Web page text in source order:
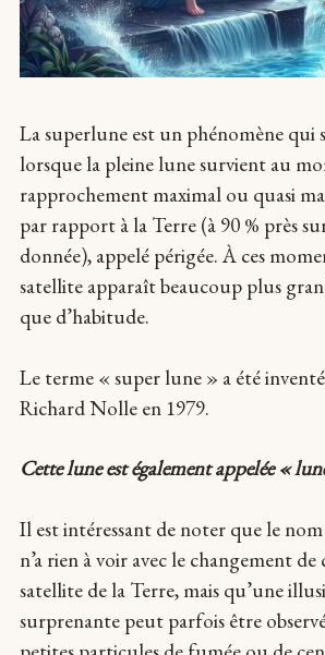
La superlune est un phénomène qui
lorsque la pleine lune survient au
rapprochement maximal ou quasi
par rapport à la Terre (à 90 % près
donnée), appelé périgée. À ces
satellite apparaît beaucoup plus
que d’habitude.
Le terme « super lune » a été
Richard Nolle en 1979.
Cette lune est également appelée «
Il est intéressant de noter que le
n’a rien à voir avec le changement
satellite de la Terre, mais qu’une
surprenante peut parfois être